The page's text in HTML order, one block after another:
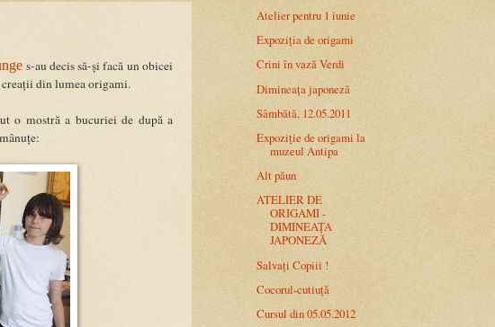
s-au decis să-și facă un obicei
din lumea origami.
o mostră a bucuriei de după a
Atelier pentru 1 iunie
Expoziția de origami
Crini în vază Verdi
Dimineața japoneză
Sâmbătă, 12.05.2011
Expoziție de origami la
muzeul Antipa
Alt păun
ATELIER DE
ORIGAMI -
DIMINEAȚA
JAPONEZĂ
Salvați Copiii !
Cocorul-cutiuță
Cursul din 05.05.2012